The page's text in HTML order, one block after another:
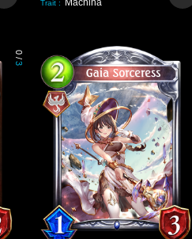
Trait : Machina
0
/
3